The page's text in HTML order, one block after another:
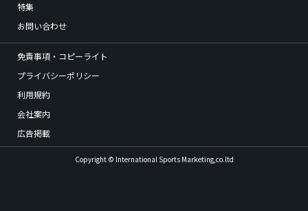
特集
お問い合わせ
免責事項・コピーライト
プライバシーポリシー
利用規約
会社案内
広告掲載
Copyright © International Sports Marketing,co.ltd